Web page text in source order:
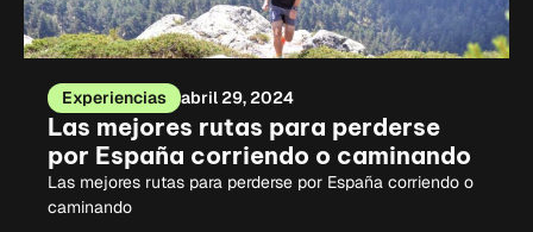
Experiencias abril 29, 2024
Las mejores rutas para perderse
por España corriendo o caminando
Las mejores rutas para perderse por España corriendo o
caminando